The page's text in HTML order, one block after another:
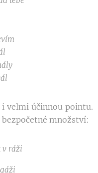
velmi účinnou pointu.
bezpočetné množství:
v ráži